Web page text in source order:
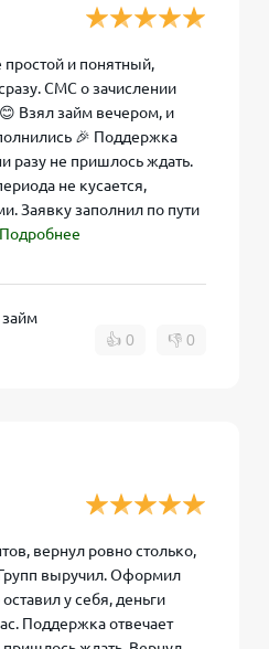
простой и понятный,
СМС о зачислении
Взял займ вечером, и
🎉 Поддержка
разу не пришлось ждать.
не кусается,
Заявку заполнил по пути
Подробнее
👍 0 👎 0
вернул ровно столько,
выручил. Оформил
у себя, деньги
Поддержка отвечает